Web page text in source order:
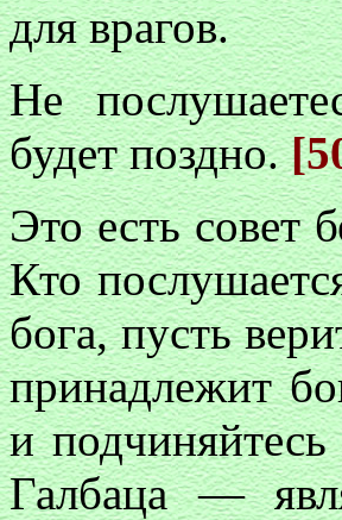
для врагов.
Не
будет поздно.
Это есть совет
Кто
бога, пусть
принадлежит
и
Галбаца —